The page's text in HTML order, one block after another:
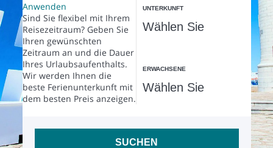
Anwenden
Sind Sie flexibel mit Ihrem
Reisezeitraum? Geben Sie
Ihren gewünschten
Zeitraum an und die Dauer
Ihres Urlaubsaufenthalts.
Wir werden Ihnen die
beste Ferienunterkunft mit
dem besten Preis anzeigen.
UNTERKUNFT
ERWACHSENE
SUCHEN